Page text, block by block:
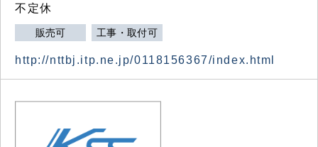
不定休
販売可 工事・取付可
http://nttbj.itp.ne.jp/0118156367/index.html